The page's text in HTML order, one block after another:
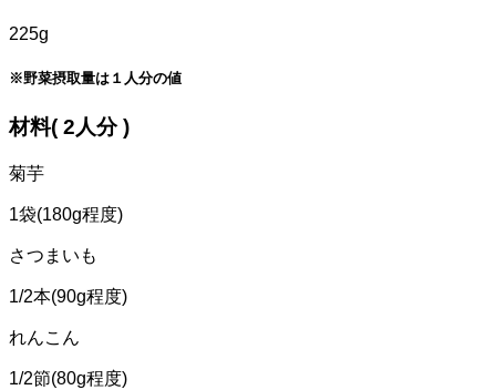
225g
※野菜摂取量は１人分の値
材料( 2人分 )
菊芋
1袋(180g程度)
さつまいも
1/2本(90g程度)
れんこん
1/2節(80g程度)